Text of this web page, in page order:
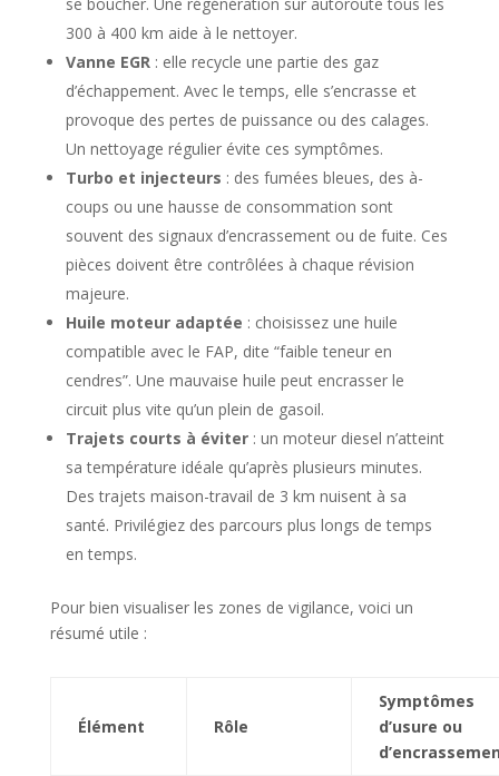
300 à 400 km aide à le nettoyer.
Vanne EGR: elle recycle une partie des gaz
d’échappement. Avec le temps, elle s’encrasse et
provoque des pertes de puissance ou des calages.
Un nettoyage régulier évite ces symptômes.
Turbo et injecteurs : des fumées bleues, des à-
coups ou une hausse de consommation sont
souvent des signaux d’encrassement ou de fuite. Ces
pièces doivent être contrôlées à chaque révision
majeure.
Huile moteur adaptée : choisissez une huile
compatible avec le FAP, dite “faible teneur en
cendres”. Une mauvaise huile peut encrasser le
circuit plus vite qu’un plein de gasoil.
Trajets courts à éviter: un moteur diesel n’atteint
sa température idéale qu’après plusieurs minutes.
Des trajets maison-travail de 3 km nuisent à sa
santé. Privilégiez des parcours plus longs de temps
en temps.
Pour bien visualiser les zones de vigilance, voici un
résumé utile :
Élément Rôle
Symptômes
d’usure ou